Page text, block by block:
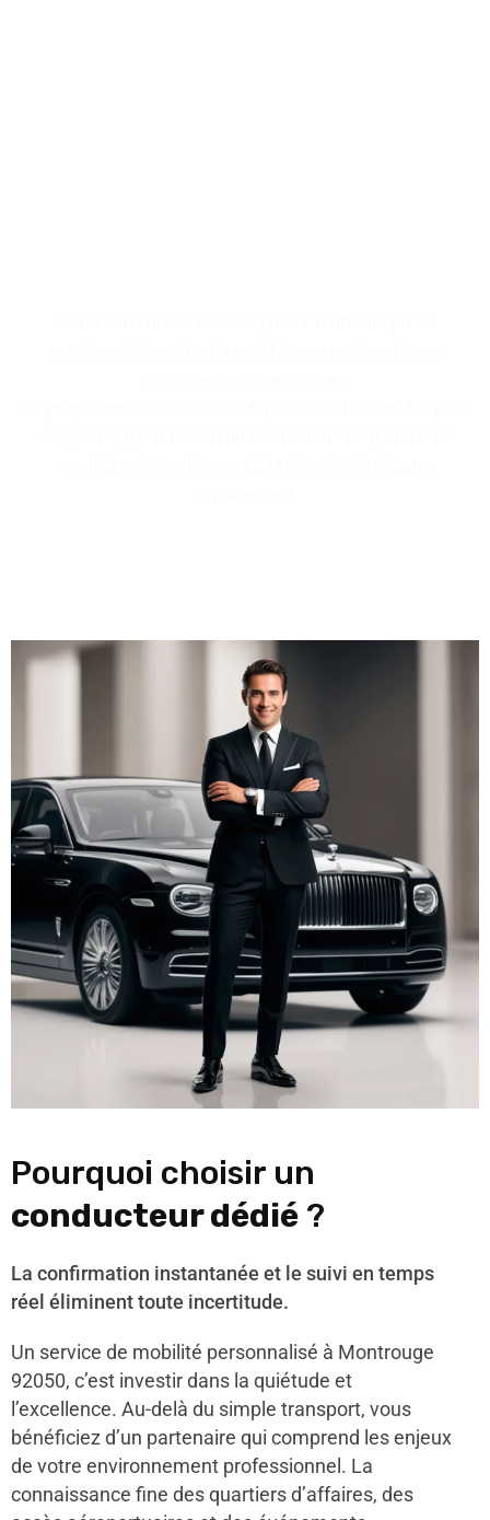
Pourquoi choisir un
conducteur dédié ?
La confirmation instantanée et le suivi en temps
réel éliminent toute incertitude.
Un service de mobilité personnalisé à Montrouge
92050, c’est investir dans la quiétude et
l’excellence. Au-delà du simple transport, vous
bénéficiez d’un partenaire qui comprend les enjeux
de votre environnement professionnel. La
connaissance fine des quartiers d’affaires, des